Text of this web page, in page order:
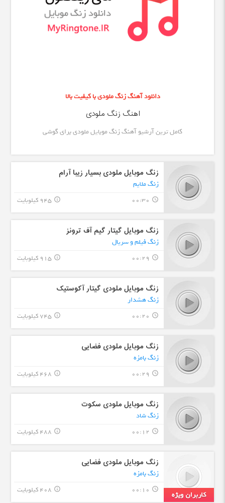
دانلود آهنگ زنگ ملودی با کیفیت بالا
اهنگ زنگ ملودی
کامل ترین آرشیو آهنگ زنگ موبایل ملودی برای گوشی
زنگ موبایل ملودی بسیار زیبا آرام
زنگ ملایم
query_builder
00:30 945 کیلوبایت info_outline
زنگ موبایل گیتار گیم آف ترونز
زنگ فیلم و سریال
query_builder
00:29 915 کیلوبایت info_outline
زنگ موبایل ملودی گیتار آکوستیک
زنگ هشدار
query_builder
00:20 745 کیلوبایت info_outline
زنگ موبایل ملودی فضایی
زنگ بامزه
query_builder
00:29 468 کیلوبایت info_outline
زنگ موبایل ملودی سکوت
زنگ شاد
query_builder
00:12 488 کیلوبایت info_outline
زنگ موبایل ملودی فضایی
زنگ بامزه
query_builder
00:10 408 کیلوبایت info_outline